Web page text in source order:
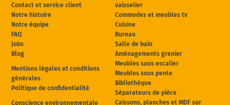
Contact et service client
Notre histoire
Notre équipe
FAQ
Jobs
Blog
Mentions légales et conditions
générales
Politique de confidentialité
Conscience environnementale
vaisselier
Commodes et meubles tv
Cuisine
Bureau
Salle de bain
Aménagements grenier
Meubles sous escalier
Meubles sous pente
Bibliothèque
Séparateurs de pièce
Caissons, planches et MDF sur